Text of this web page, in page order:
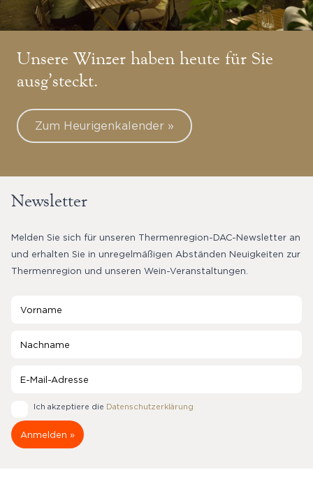
Unsere Winzer haben heute für Sie
ausg’steckt.
Zum Heurigenkalender »
Newsletter
Melden Sie sich für unseren Thermenregion-DAC-Newsletter an
und erhalten Sie in unregelmäßigen Abständen Neuigkeiten zur
Thermenregion und unseren Wein-Veranstaltungen.
Ich akzeptiere die Datenschutzerklärung